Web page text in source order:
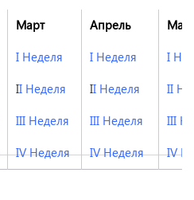
Март
I Неделя
II Неделя
III Неделя
IV Неделя
Апрель
I Неделя
II Неделя
III Неделя
IV Неделя
Май
I
II
III
IV